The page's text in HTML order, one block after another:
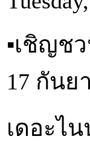
▪︎เชิญช
17 กันย
เดอะไ